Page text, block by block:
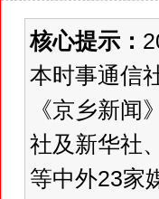
核心提示：
本时事通信
《京乡新
社及新华社
等中外23家